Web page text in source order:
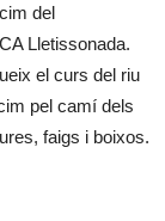
del
Lletissonada.
el curs del riu
pel camí dels
faigs i boixos.